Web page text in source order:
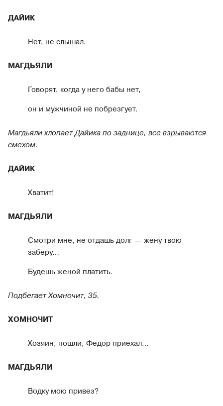
ДАЙИК
Нет, не слышал.
МАГДЬЯЛИ
Говорят, когда у него бабы нет,
он и мужчиной не побрезгует.
Магдьяли хлопает Дайика по заднице, все взрываются
смехом.
ДАЙИК
Хватит!
МАГДЬЯЛИ
Смотри мне, не отдашь долг — жену твою
заберу…
Будешь женой платить.
Подбегает Хомночит, 35.
ХОМНОЧИТ
Хозяин, пошли, Федор приехал…
МАГДЬЯЛИ
Водку мою привез?